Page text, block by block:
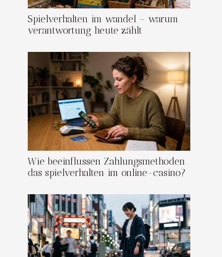
Spielverhalten im wandel – warum
verantwortung heute zählt
Wie beeinflussen Zahlungsmethoden
das spielverhalten im online-casino?